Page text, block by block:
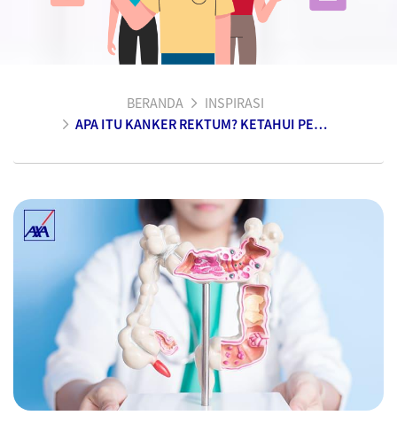
BERANDA
INSPIRASI
APA ITU KANKER REKTUM? KETAHUI PENYEBAB & CARA MENGATASINYA